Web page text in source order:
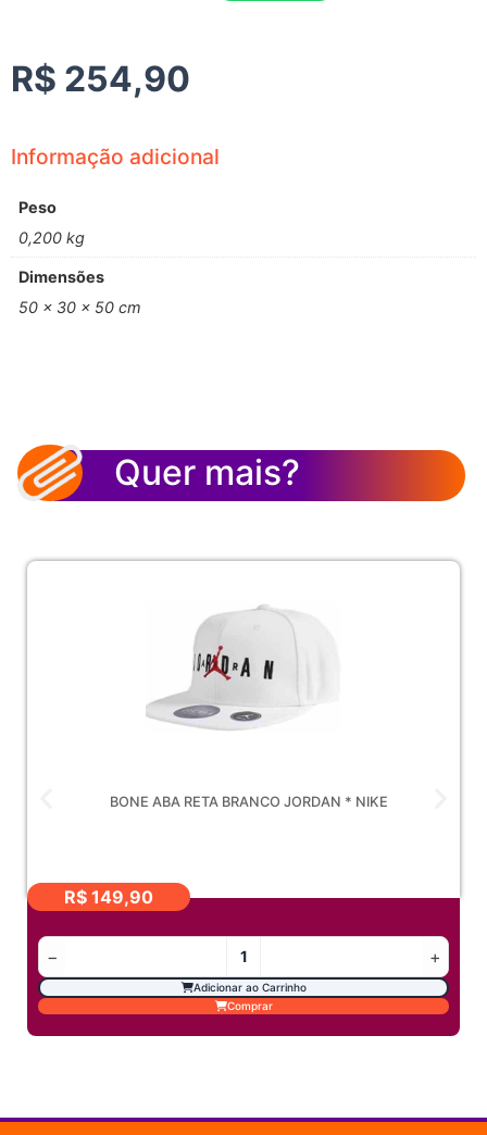
R$ 254,90
Informação adicional
Peso
0,200 kg
Dimensões
50 × 30 × 50 cm
Quer mais?
BONE ABA RETA BRANCO JORDAN * NIKE
R$ 149,90
− +
Adicionar ao Carrinho
Comprar